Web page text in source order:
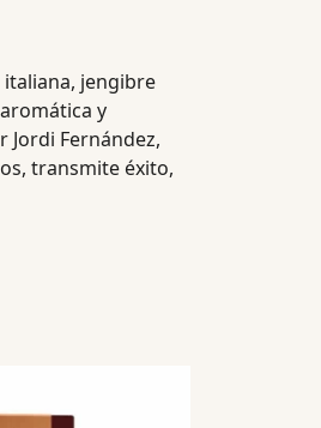
jengibre
y
Jordi Fernández,
transmite éxito,